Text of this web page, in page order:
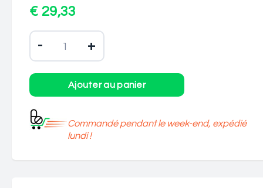
€ 29,33
- +
Commandé pendant le week-end, expédié
lundi !